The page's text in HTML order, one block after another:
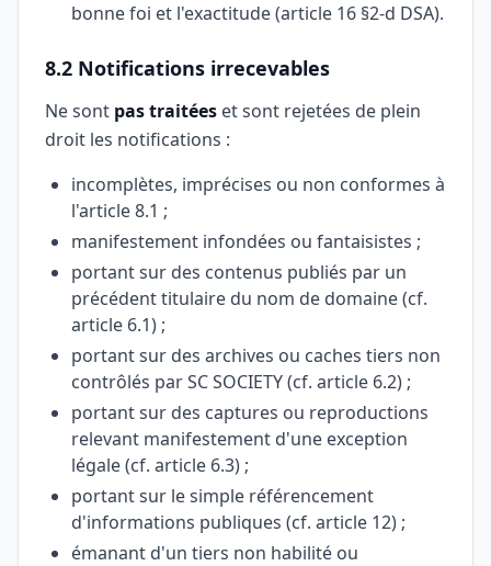
bonne foi et l'exactitude (article 16 §2-d DSA).
8.2 Notifications irrecevables
Ne sont pas traitées et sont rejetées de plein
droit les notifications :
incomplètes, imprécises ou non conformes à
l'article 8.1 ;
manifestement infondées ou fantaisistes ;
portant sur des contenus publiés par un
précédent titulaire du nom de domaine (cf.
article 6.1) ;
portant sur des archives ou caches tiers non
contrôlés par SC SOCIETY (cf. article 6.2) ;
portant sur des captures ou reproductions
relevant manifestement d'une exception
légale (cf. article 6.3) ;
portant sur le simple référencement
d'informations publiques (cf. article 12) ;
émanant d'un tiers non habilité ou